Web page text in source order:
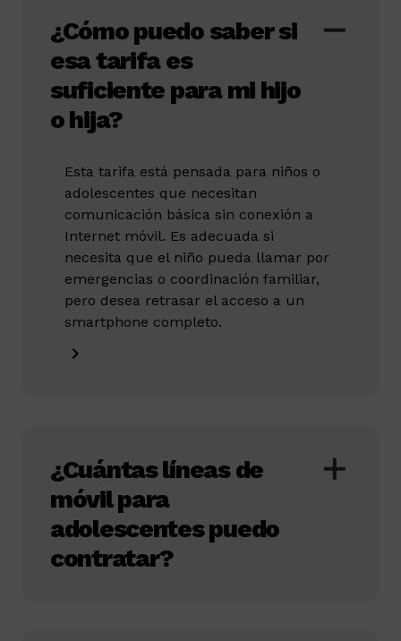
¿Cómo puedo saber si
esa tarifa es
suficiente para mi hijo
o hija?
Esta tarifa está pensada para niños o
adolescentes que necesitan
comunicación básica sin conexión a
Internet móvil. Es adecuada si
necesita que el niño pueda llamar por
emergencias o coordinación familiar,
pero desea retrasar el acceso a un
smartphone completo.
¿Cuántas líneas de
móvil para
adolescentes puedo
contratar?